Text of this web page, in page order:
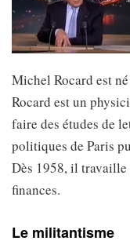
Michel Rocard est
Rocard est un
faire des études de
politiques de Paris
Dès 1958, il
finances.
Le militantisme